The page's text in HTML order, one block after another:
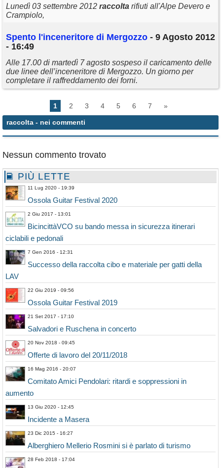
Lunedì 03 settembre 2012 raccolta rifiuti all'Alpe Devero e
Crampiolo,
Spento l'inceneritore di Mergozzo - 9 Agosto 2012
- 16:49
Alle 17.00 di martedì 7 agosto sospeso il caricamento delle
due linee dell’inceneritore di Mergozzo. Un giorno per
completare il raffreddamento dei forni.
1 2 3 4 5 6 7 »
raccolta - nei commenti
Nessun commento trovato
PIÙ LETTE
11 Lug 2020 - 19:39
Ossola Guitar Festival 2020
2 Giu 2017 - 13:01
BicincittàVCO su bando messa in sicurezza itinerari
ciclabili e pedonali
7 Gen 2016 - 12:31
Successo della raccolta cibo e materiale per gatti della
LAV
22 Giu 2019 - 09:56
Ossola Guitar Festival 2019
21 Set 2017 - 17:10
Salvadori e Ruschena in concerto
20 Nov 2018 - 09:45
Offerte di lavoro del 20/11/2018
16 Mag 2016 - 20:07
Comitato Amici Pendolari: ritardi e soppressioni in
aumento
13 Giu 2020 - 12:45
Incidente a Masera
23 Dic 2015 - 16:27
Alberghiero Mellerio Rosmini si è parlato di turismo
28 Feb 2018 - 17:04